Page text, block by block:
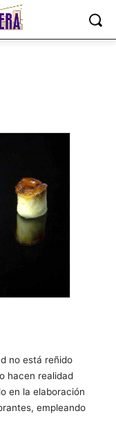
no está reñido
hacen realidad
en la elaboración
empleando